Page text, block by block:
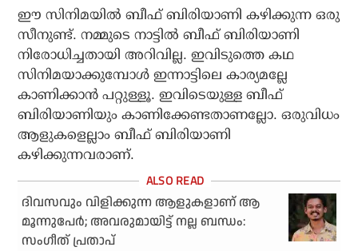
ഈ സിനിമയില്‍ ബീഫ് ബിരിയാണി കഴിക്കുന്ന ഒരു
സീനുണ്ട്. നമ്മുടെ നാട്ടില്‍ ബീഫ് ബിരിയാണി
നിരോധിച്ചതായി അറിവില്ല. ഇവിടുത്തെ കഥ
സിനിമയാക്കുമ്പോള്‍ ഇന്നാട്ടിലെ കാര്യമല്ലേ
കാണിക്കാന്‍ പറ്റുള്ളൂ. ഇവിടെയുള്ള ബീഫ്
ബിരിയാണിയും കാണിക്കേണ്ടതാണല്ലോ. ഒരുവിധം
ആളുകളെല്ലാം ബീഫ് ബിരിയാണി
കഴിക്കുന്നവരാണ്.
ദിവസവും വിളിക്കുന്ന ആളുകളാണ് ആ
മൂന്നുപേർ; അവരുമായിട്ട് നല്ല ബന്ധം:
സംഗീത് പ്രതാപ്